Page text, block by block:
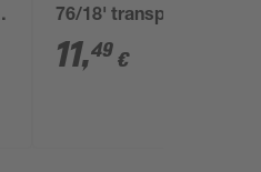
76/18' transparent
100 Stück
11,49 €